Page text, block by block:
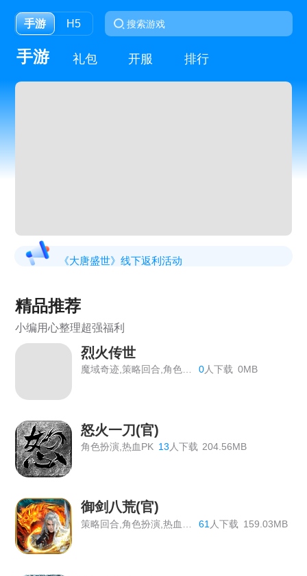
手游 H5
手游 礼包 开服 排行
《大唐盛世》线下返利活动
《狩猎幻想》线下返利
《战Online》首服开启
《维京传奇》线下返利终身累充
《热血战歌之创世》线下充值道具返利活动
《战Online》线下返利活动公告
《大圣外传》线下返利活动总览
《热血大明》线下累充活动
《百战沙城》长期线下返利活动，有新增道具
精品推荐
小编用心整理超强福利
烈火传世
魔域奇迹,策略回合,角色扮演 0人下载 0MB
怒火一刀(官)
角色扮演,热血PK 13 人下载 204.56MB
御剑八荒(官)
61 人下载 159.03MB